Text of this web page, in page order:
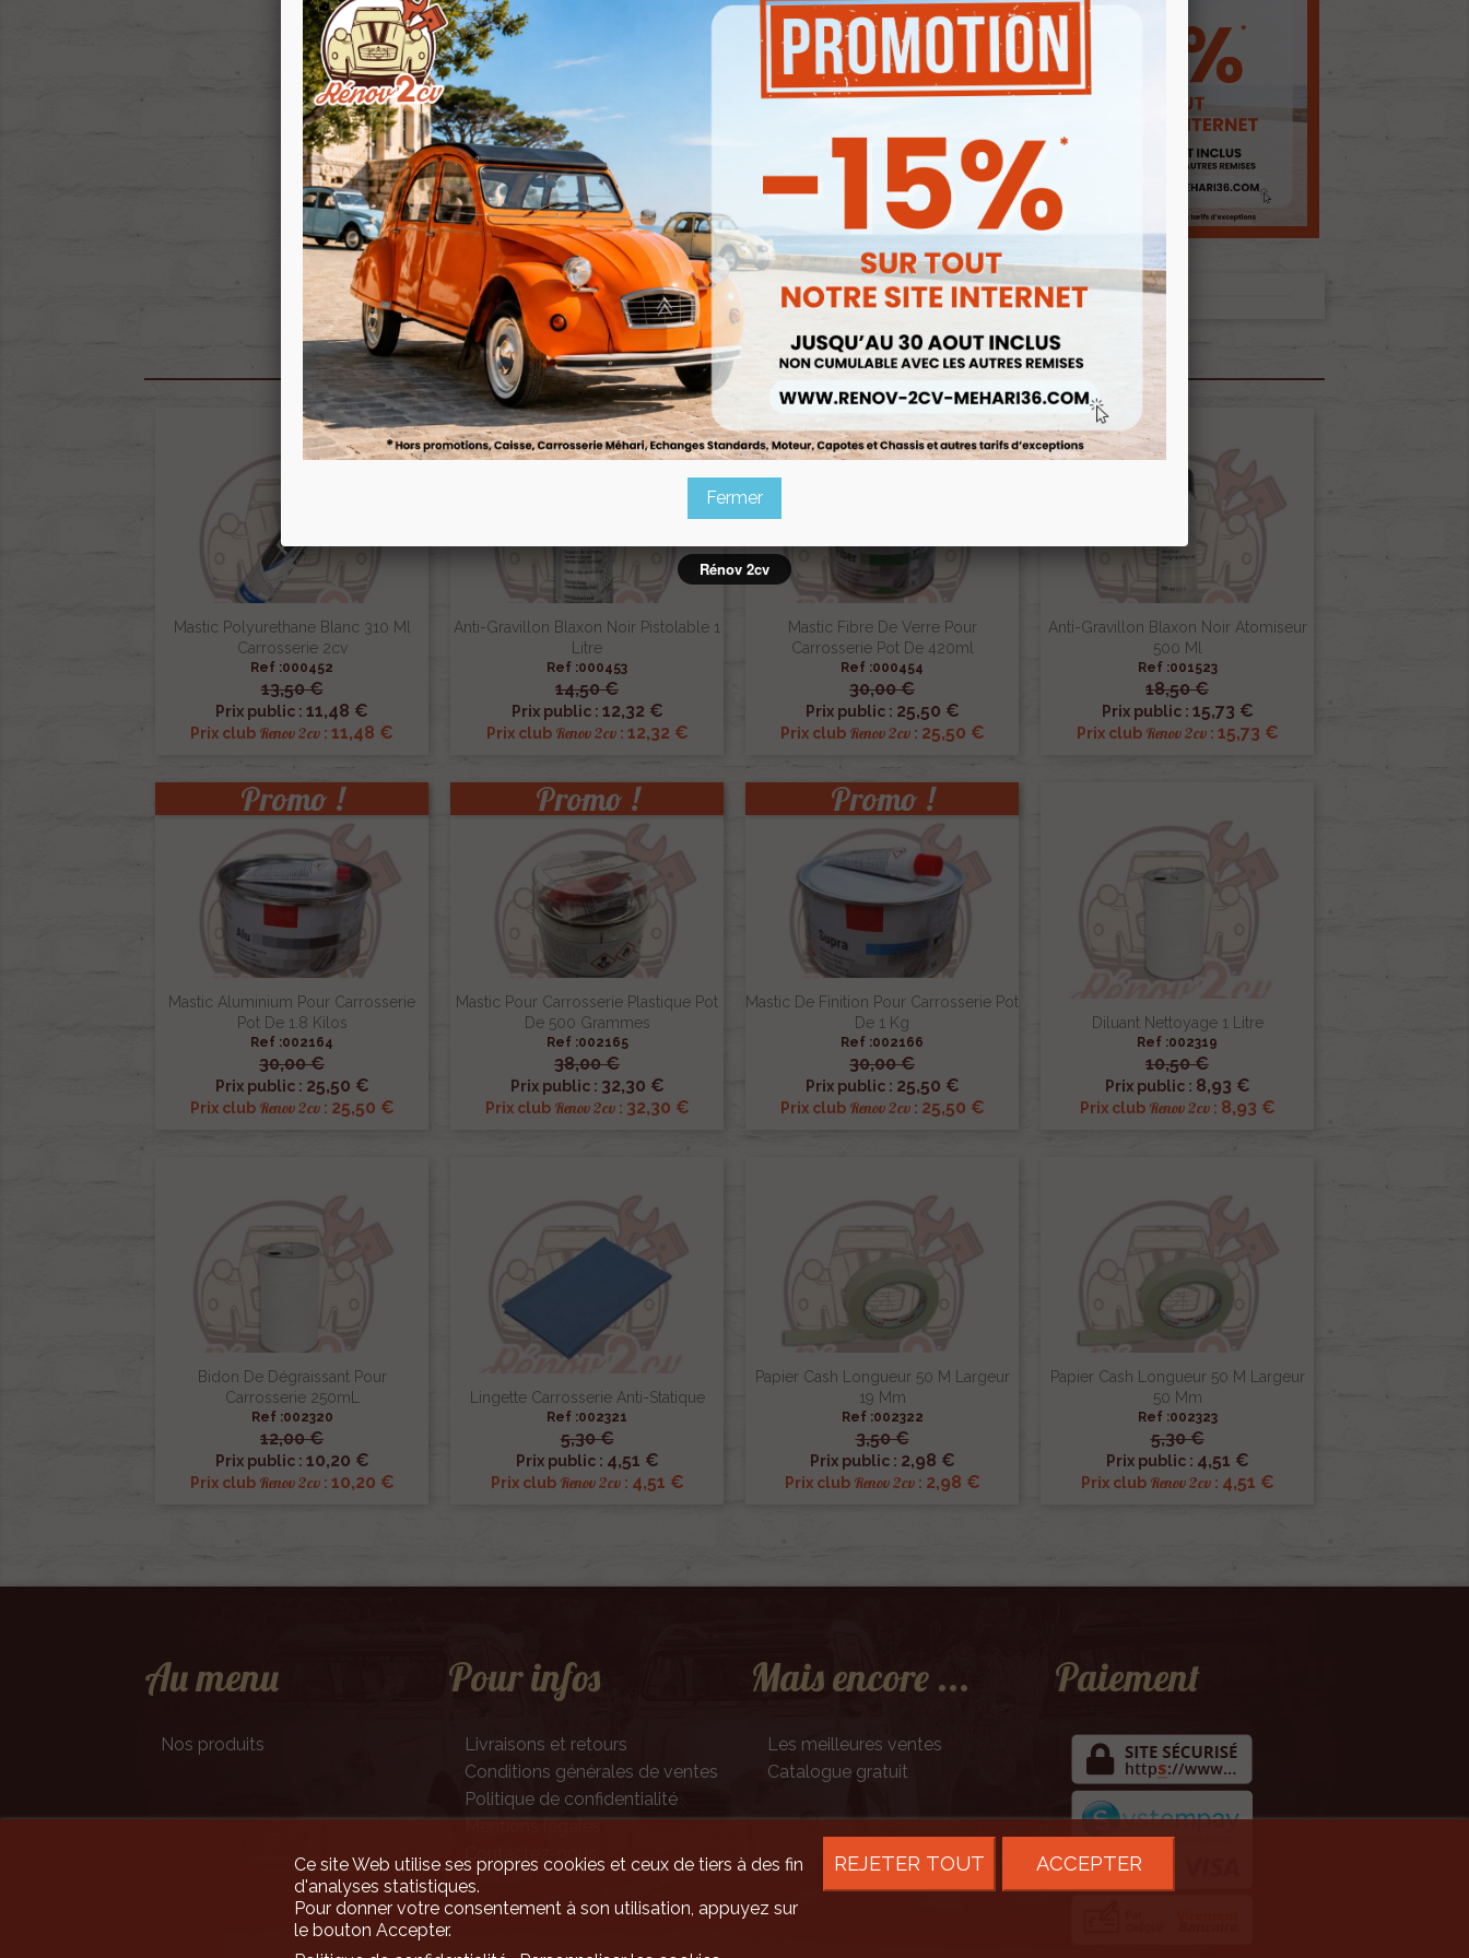
Produits associés
Mastic Polyurethane Blanc 310 Ml
Carrosserie 2cv
Ref :000452
13,50 €
Prix public : 11,48 €
Prix club Renov 2cv : 11,48 €
 Aperçu rapide
Anti-Gravillon Blaxon Noir Pistolable 1
Litre
Ref :000453
14,50 €
Prix public : 12,32 €
Prix club Renov 2cv: 12,32 €
 Aperçu rapide
Mastic Fibre De Verre Pour
Carrosserie Pot De 420ml
Ref :000454
30,00 €
Prix public : 25,50 €
Prix club Renov 2cv: 25,50 €
Promo !
 Aperçu rapide
Anti-Gravillon Blaxon Noir Atomiseur
500 Ml
Ref :001523
18,50 €
Prix public : 15,73 €
Prix club Renov 2cv: 15,73 €
 Aperçu rapide
Mastic Aluminium Pour Carrosserie
Pot De 1.8 Kilos
Ref :002164
30,00 €
Prix public : 25,50 €
Prix club Renov 2cv: 25,50 €
Promo !
 Aperçu rapide
Mastic Pour Carrosserie Plastique Pot
De 500 Grammes
Ref :002165
38,00 €
Prix public : 32,30 €
Prix club Renov 2cv: 32,30 €
Promo !
 Aperçu rapide
Mastic De Finition Pour Carrosserie Pot
De 1 Kg
Ref :002166
30,00 €
Prix public : 25,50 €
Prix club Renov 2cv: 25,50 €
Promo !
 Aperçu rapide
Diluant Nettoyage 1 Litre
Ref :002319
10,50 €
Prix public : 8,93 €
Prix club Renov 2cv: 8,93 €
 Aperçu rapide
Bidon De Dégraissant Pour
Carrosserie 250mL
Ref :002320
12,00 €
Prix public : 10,20 €
Prix club Renov 2cv: 10,20 €
 Aperçu rapide
Lingette Carrosserie Anti-Statique
Ref :002321
5,30 €
Prix public : 4,51 €
Prix club Renov 2cv: 4,51 €
 Aperçu rapide
Papier Cash Longueur 50 M Largeur
19 Mm
Ref :002322
3,50 €
Prix public : 2,98 €
Prix club Renov 2cv: 2,98 €
 Aperçu rapide
Papier Cash Longueur 50 M Largeur
50 Mm
Ref :002323
5,30 €
Prix public : 4,51 €
Prix club Renov 2cv: 4,51 €
 Aperçu rapide
Au menu
Nos produits
Pour infos
Livraisons et retours
Conditions générales de ventes
Politique de confidentialité
Contactez-nous
Mais encore ...
Les meilleures ventes
Catalogue gratuit
Paiement
Ce site Web utilise ses propres cookies et ceux de tiers à des fin
d'analyses statistiques.
Pour donner votre consentement à son utilisation, appuyez sur
le bouton Accepter.
REJETER TOUT ACCEPTER
Fermer
Rénov 2cv